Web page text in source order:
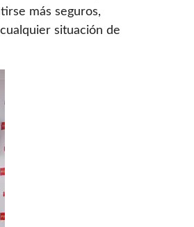
más seguros,
situación de